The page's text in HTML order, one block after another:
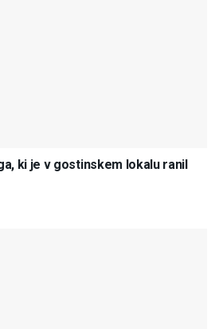
ki je v gostinskem lokalu ranil